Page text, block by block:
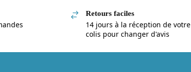
Retours faciles
14 jours à la réception de votre
colis pour changer d'avis